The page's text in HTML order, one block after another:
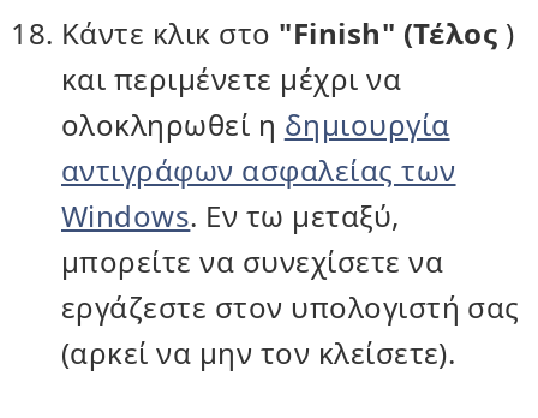
Κάντε κλικ στο "Finish" (Τέλος )
και περιμένετε μέχρι να
ολοκληρωθεί η δημιουργία
αντιγράφων ασφαλείας των
Windows. Εν τω μεταξύ,
μπορείτε να συνεχίσετε να
εργάζεστε στον υπολογιστή σας
(αρκεί να μην τον κλείσετε).